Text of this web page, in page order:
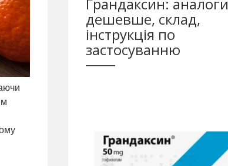
дешевше, склад,
інструкція по
застосуванню